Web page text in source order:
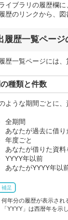
イブラリの履歴欄に
歴のリンクから、図
履歴一覧ページ
歴一覧ページには
種類と件数
ような期間ごとに、
全期間
あなたが過去に借り
年度ごと
あなたが借りた資料
YYYY年以前
あなたがYYYY年以
補足
何年分の履歴が表示され
「YYYY」は西暦年を示